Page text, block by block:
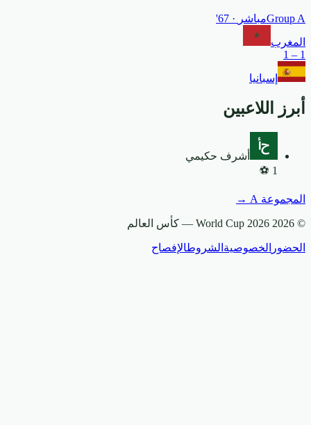
Group A مباشر · 67'
المغرب
1
–
1
إسبانيا
أبرز اللاعبين
أشرف حكيمي
1
⚽
المجموعة A
→
© 2026 World Cup 2026 — كأس العالم
الحضور الخصوصية الشروطالإفصاح